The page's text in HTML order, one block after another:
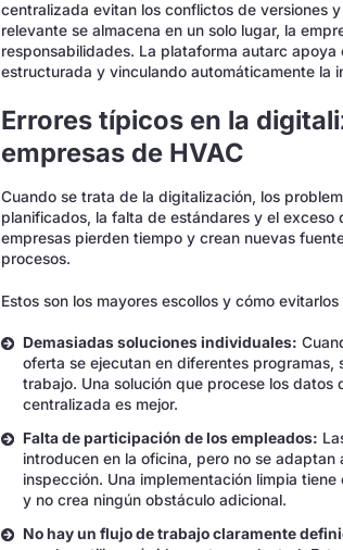
centralizada evitan los conflictos de versiones
relevante se almacena en un solo lugar, la
responsabilidades. La plataforma autarc
estructurada y vinculando automáticamente la
Errores típicos en la
empresas de HVAC
Cuando se trata de la digitalización, los
planificados, la falta de estándares y el exceso
empresas pierden tiempo y crean nuevas
procesos.
Estos son los mayores escollos y cómo
Demasiadas soluciones individuales:
oferta se ejecutan en diferentes
trabajo. Una solución que procese los datos
centralizada es mejor.
Falta de participación de los empleados:
introducen en la oficina, pero no se
inspección. Una implementación limpia
y no crea ningún obstáculo adicional.
No hay un flujo de trabajo claramente